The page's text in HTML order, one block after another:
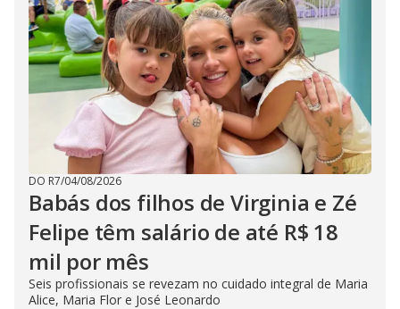
DO R7/04/08/2026
Babás dos filhos de Virginia e Zé
Felipe têm salário de até R$ 18
mil por mês
Seis profissionais se revezam no cuidado integral de Maria
Alice, Maria Flor e José Leonardo